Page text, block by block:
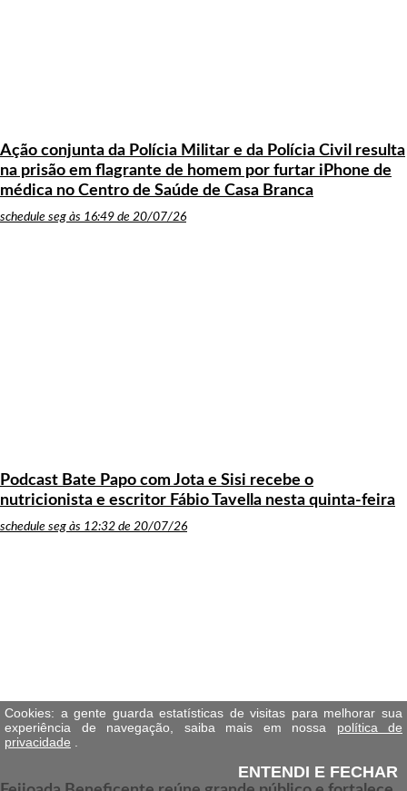
Ação conjunta da Polícia Militar e da Polícia Civil resulta
na prisão em flagrante de homem por furtar iPhone de
médica no Centro de Saúde de Casa Branca
schedule seg às 16:49 de 20/07/26
Podcast Bate Papo com Jota e Sisi recebe o
nutricionista e escritor Fábio Tavella nesta quinta-feira
schedule seg às 12:32 de 20/07/26
Cookies: a gente guarda estatísticas de visitas para melhorar sua
experiência de navegação, saiba mais em nossa política de
privacidade
ENTENDI E FECHAR